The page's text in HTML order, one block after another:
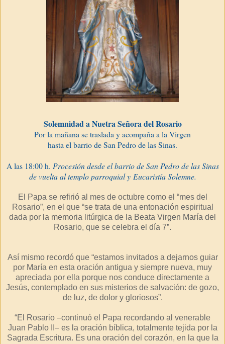
Solemnidad a Nuetra Señora del Rosario
Por la mañana se traslada y acompaña a la Virgen
hasta el barrio de San Pedro de las Sinas.
A las 18:00 h. Procesión desde el barrio de San Pedro de las Sinas
de vuelta al templo parroquialy Eucaristía Solemne.
El Papa se refirió al mes de octubre como el “mes del
Rosario”, en el que “se trata de una entonación espiritual
dada por la memoria litúrgica de la Beata Virgen María del
Rosario, que se celebra el día 7”.
Así mismo recordó que “estamos invitados a dejarnos guiar
por María en esta oración antigua y siempre nueva, muy
apreciada por ella porque nos conduce directamente a
Jesús, contemplado en sus misterios de salvación: de gozo,
de luz, de dolor y gloriosos”.
“El Rosario –continuó el Papa recordando al venerable
Juan Pablo II– es la oración bíblica, totalmente tejida por la
Sagrada Escritura. Es una oración del corazón, en la que la